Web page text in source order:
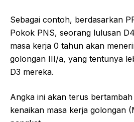
Sebagai contoh, berdasarkan
Pokok PNS, seorang lulusan
masa kerja 0 tahun akan
golongan III/a, yang tentunya
D3 mereka.
Angka ini akan terus
kenaikan masa kerja golongan